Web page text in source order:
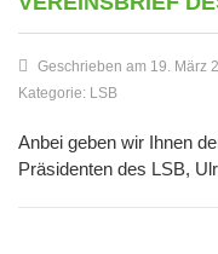
Geschrieben am 19. März
Kategorie: LSB
Anbei geben wir Ihnen
Präsidenten des LSB,